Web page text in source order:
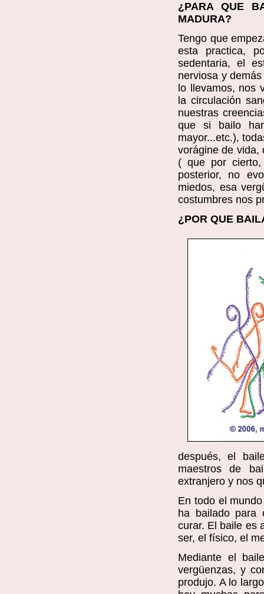
¿PARA QUE
MADURA?
Tengo que
esta practica,
sedentaria, el
nerviosa y
lo llevamos, nos
la circulación
nuestras
que si bailo
mayor...etc.),
vorágine de vida,
( que por
posterior, no
miedos, esa
costumbres nos
¿POR QUE
después, el
maestros de
extranjero y nos
En todo el
ha bailado para
curar. El baile es
ser, el físico, el
Mediante el
vergüenzas, y
produjo. A lo